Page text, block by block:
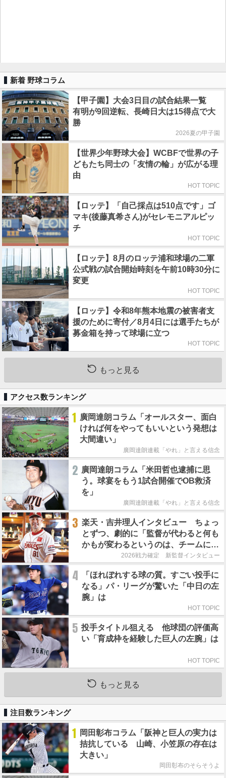
新着 野球コラム
【甲子園】大会3日目の試合結果一覧
有明が9回逆転、長崎日大は15得点で大
勝
2026夏の甲子園
【世界少年野球大会】WCBFで世界の子
どもたち同士の「友情の輪」が広がる理
由
HOT TOPIC
【ロッテ】「自己採点は510点です」ゴ
マキ(後藤真希さん)がセレモニアルピッ
チ
HOT TOPIC
【ロッテ】8月のロッテ浦和球場の二軍
公式戦の試合開始時刻を午前10時30分に
変更
HOT TOPIC
【ロッテ】令和8年熊本地震の被害者支
援のために寄付／8月4日には選手たちが
募金箱を持って球場に立つ
HOT TOPIC
もっと見る
アクセス数ランキング
1 廣岡達朗コラム「オールスター、面白
ければ何をやってもいいという発想は
大間違い」
廣岡達朗連載「やれ」と言える信念
2 廣岡達朗コラム「米田哲也逮捕に思
う。球宴をもう1試合開催でOB救済
を」
廣岡達朗連載「やれ」と言える信念
3 楽天・吉井理人インタビュー ちょっ
とずつ、劇的に「監督が代わると何も
かもが変わるというのは、チームにと
って良くないことなんです」
2026戦力確定 新監督インタビュー
4
「ほれぼれする球の質。すごい投手に
なる」パ・リーグが驚いた「中日の左
腕」は
HOT TOPIC
5 投手タイトル狙える 他球団の評価高
い「育成枠を経験した巨人の左腕」は
HOT TOPIC
もっと見る
注目数ランキング
1
岡田彰布コラム「阪神と巨人の実力は
拮抗している 山崎、小笠原の存在は
大きい」
岡田彰布のそらそうよ